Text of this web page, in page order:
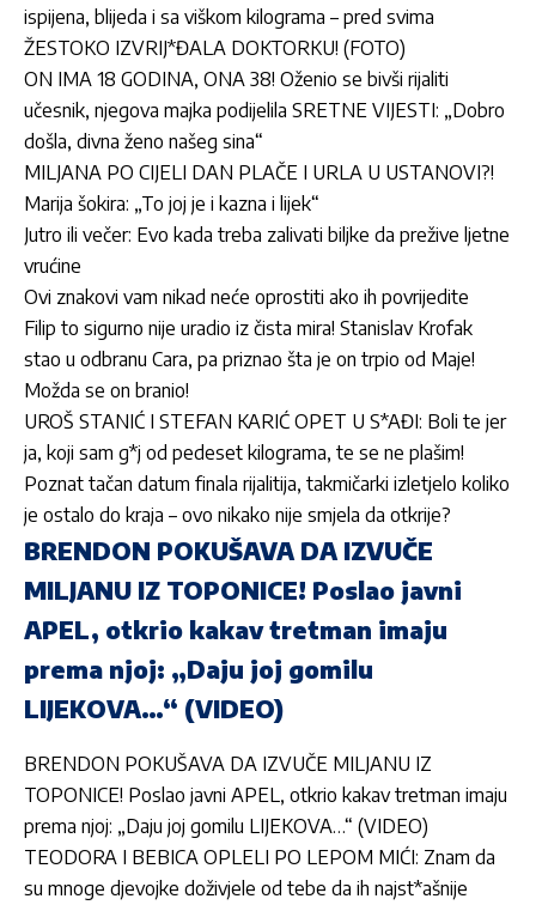
ispijena, blijeda i sa viškom kilograma – pred svima
ŽESTOKO IZVRIJ*ĐALA DOKTORKU! (FOTO)
ON IMA 18 GODINA, ONA 38! Oženio se bivši rijaliti
učesnik, njegova majka podijelila SRETNE VIJESTI: „Dobro
došla, divna ženo našeg sina“
MILJANA PO CIJELI DAN PLAČE I URLA U USTANOVI?!
Marija šokira: „To joj je i kazna i lijek“
Jutro ili večer: Evo kada treba zalivati biljke da prežive ljetne
vrućine
Ovi znakovi vam nikad neće oprostiti ako ih povrijedite
Filip to sigurno nije uradio iz čista mira! Stanislav Krofak
stao u odbranu Cara, pa priznao šta je on trpio od Maje!
Možda se on branio!
UROŠ STANIĆ I STEFAN KARIĆ OPET U S*AĐI: Boli te jer
ja, koji sam g*j od pedeset kilograma, te se ne plašim!
Poznat tačan datum finala rijalitija, takmičarki izletjelo koliko
je ostalo do kraja – ovo nikako nije smjela da otkrije?
BRENDON POKUŠAVA DA IZVUČE
MILJANU IZ TOPONICE! Poslao javni
APEL, otkrio kakav tretman imaju
prema njoj: „Daju joj gomilu
LIJEKOVA…“ (VIDEO)
BRENDON POKUŠAVA DA IZVUČE MILJANU IZ
TOPONICE! Poslao javni APEL, otkrio kakav tretman imaju
prema njoj: „Daju joj gomilu LIJEKOVA…“ (VIDEO)
TEODORA I BEBICA OPLELI PO LEPOM MIĆI: Znam da
su mnoge djevojke doživjele od tebe da ih najst*ašnije